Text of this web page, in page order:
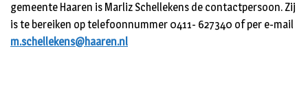
gemeente Haaren is Marliz Schellekens de contactpersoon. Zij
is te bereiken op telefoonnummer 0411- 627340 of per e-mail
m.schellekens@haaren.nl